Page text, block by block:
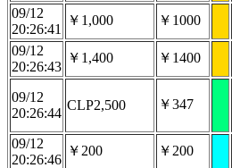
09/12
20:26:41
￥1,000 ￥1000
09/12
20:26:43
￥1,400 ￥1400
09/12
20:26:44
CLP2,500 ￥347
09/12
20:26:46
￥200 ￥200